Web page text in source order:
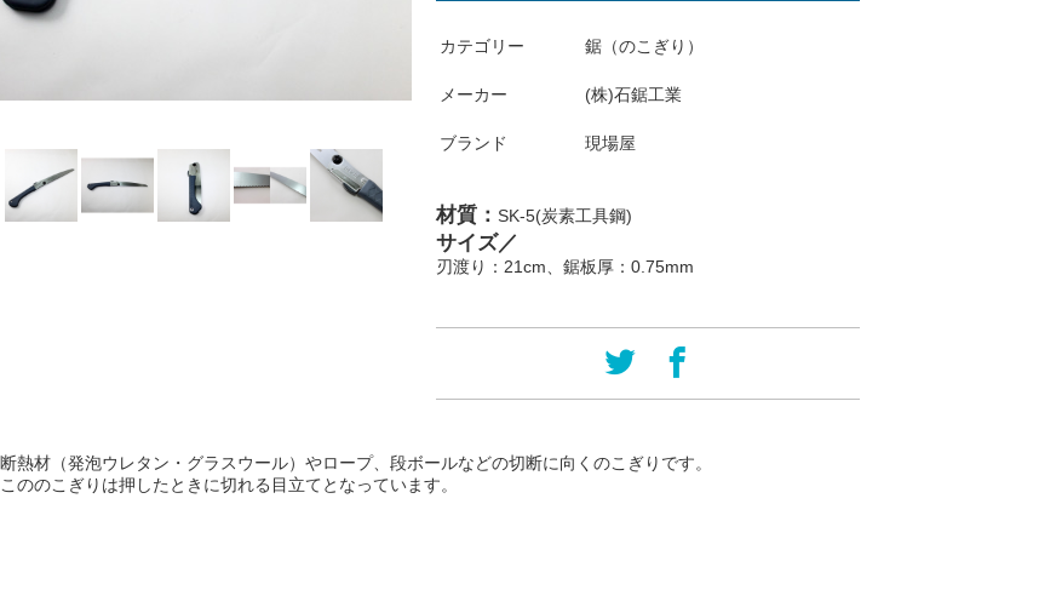
カテゴリー 鋸（のこぎり）
メーカー (株)石鋸工業
ブランド 現場屋
材質： SK-5(炭素工具鋼)
サイズ／
刃渡り：21cm、鋸板厚：0.75mm
断熱材（発泡ウレタン・グラスウール）やロープ、段ボールなどの切断に向くのこぎりです。
こののこぎりは押したときに切れる目立てとなっています。